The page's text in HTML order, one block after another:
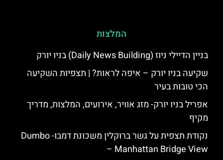
המלצות
בניין הדיילי ניוז (Daily News Building) בניו יורק
שקיעה בניו יורק – איפה לראות? | תצפיות השקיעה
הכי טובות בעיר
אפריל בניו יורק- מזג אוויר, אירועים, המלצות, מדריך
מקיף
נקודת תצפית על גשר ברוקלין משכונת דמבו- Dumbo
– Manhattan Bridge View